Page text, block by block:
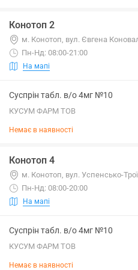
Конотоп 2
м. Конотоп, вул. Євгена
Пн-Нд: 08:00-21:00
На мапі
Суспрін табл. в/о 4мг №10
КУСУМ ФАРМ ТОВ
Немає в наявності
Конотоп 4
м. Конотоп, вул. Успенсько-
Пн-Нд: 08:00-20:00
На мапі
Суспрін табл. в/о 4мг №10
КУСУМ ФАРМ ТОВ
Немає в наявності